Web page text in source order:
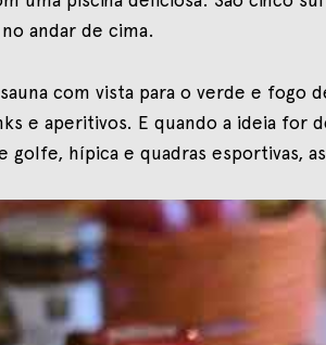
andar de cima.
sauna com vista para o verde e fogo
e aperitivos. E quando a ideia for
golfe, hípica e quadras esportivas,